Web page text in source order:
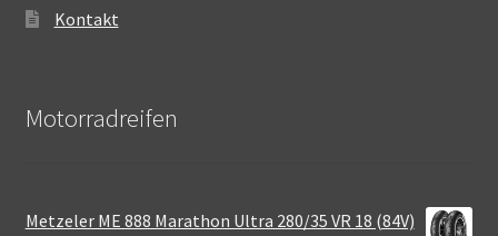
Kontakt
Motorradreifen
Metzeler ME 888 Marathon Ultra 280/35 VR 18 (84V)